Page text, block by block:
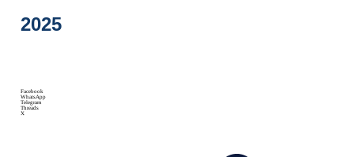
2025
Facebook
WhatsApp
Telegram
Threads
X